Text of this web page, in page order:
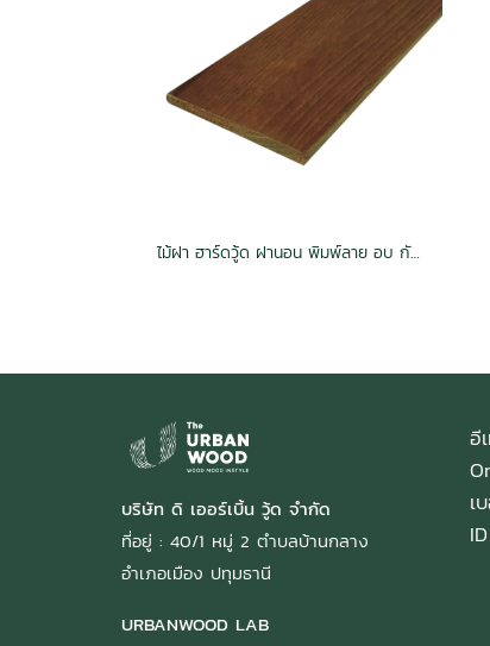
ไม้ฝา ฮาร์ดวู้ด ฝานอน พิมพ์ลาย อบ กันปลวก H3.2 สีวอลนัท
บริษัท ดิ เออร์เบิ้น วู้ด จำกัด
ที่อยู่ : 40/1 หมู่ 2 ตำบลบ้านกลาง
อำเภอเมือง ปทุมธานี
URBANWOOD LAB
อี
เ